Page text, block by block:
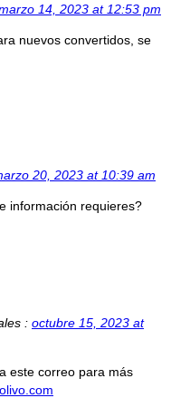
14, 2023 at 12:53 pm
nuevos convertidos, se
20, 2023 at 10:39 am
información requieres?
: octubre 15, 2023 at
este correo para más